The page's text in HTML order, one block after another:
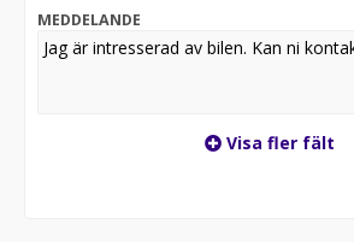
MEDDELANDE
Visa fler fält